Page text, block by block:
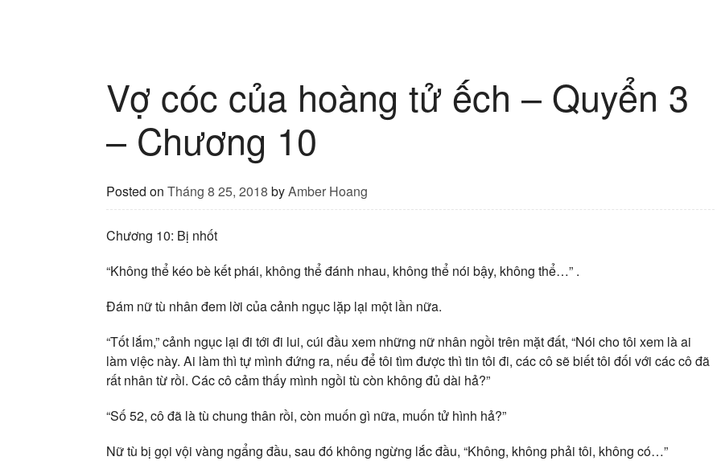
Vợ cóc của hoàng tử ếch – Quyển 3
– Chương 10
Posted on Tháng 8 25, 2018 byAmber Hoang
Chương 10: Bị nhốt
“Không thể kéo bè kết phái, không thể đánh nhau, không thể nói bậy, không thể…” .
Đám nữ tù nhân đem lời của cảnh ngục lặp lại một lần nữa.
“Tốt lắm,” cảnh ngục lại đi tới đi lui, cúi đầu xem những nữ nhân ngồi trên mặt đất, “Nói cho tôi xem là ai
làm việc này. Ai làm thì tự mình đứng ra, nếu để tôi tìm được thì tin tôi đi, các cô sẽ biết tôi đối với các cô đã
rất nhân từ rồi. Các cô cảm thấy mình ngồi tù còn không đủ dài hả?”
“Số 52, cô đã là tù chung thân rồi, còn muốn gì nữa, muốn tử hình hả?”
Nữ tù bị gọi vội vàng ngẩng đầu, sau đó không ngừng lắc đầu, “Không, không phải tôi, không có…”